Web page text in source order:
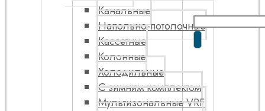
Канальные
Напольно-потолочные
Кассетные
Колонные
Холодильные
С зимним комплектом
Мультизональные VRF